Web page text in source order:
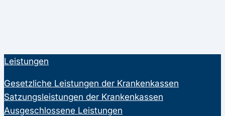
Leistungen
Gesetzliche Leistungen der Krankenkassen
Satzungsleistungen der Krankenkassen
Ausgeschlossene Leistungen